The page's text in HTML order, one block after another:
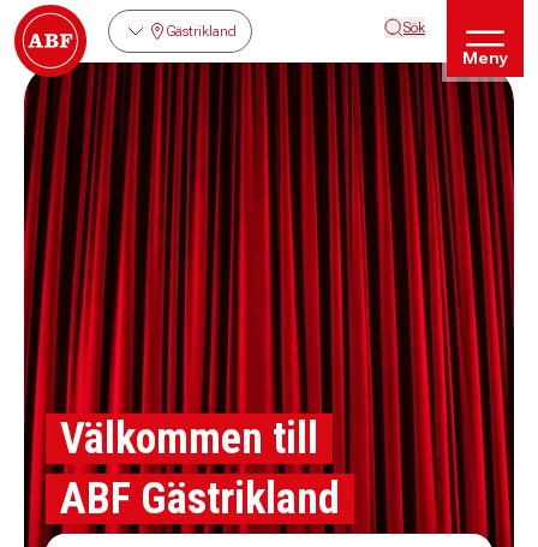
Gästrikland Sök
Meny
Välkommen till
ABF Gästrikland